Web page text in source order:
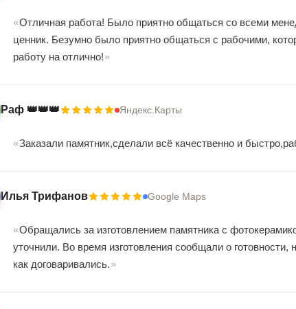
Отличная работа! Было приятно общаться со всеми
ценник. Безумно было приятно общаться с рабочими,
работу на отлично!
Раф 👑👑👑 Яндекс.Карты
Заказали памятник,сделали всё качественно и
Илья Трифанов Google Maps
Обращались за изготовлением памятника с
уточнили. Во время изготовления сообщали о
как договаривались.